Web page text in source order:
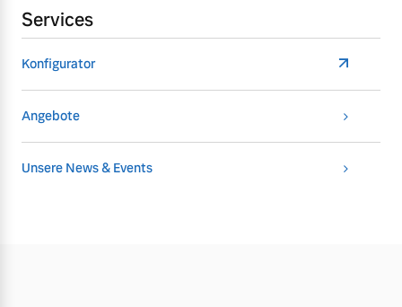
Services
Konfigurator
Angebote
Unsere News & Events